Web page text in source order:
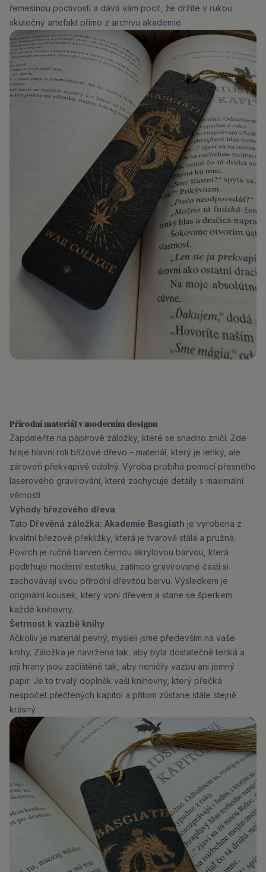
řemeslnou poctivostí a dává vám pocit, že držíte v rukou
skutečný artefakt přímo z archivu akademie.
Přírodní materiál v moderním designu
Zapomeňte na papírové záložky, které se snadno zničí. Zde
hraje hlavní roli břízové dřevo – materiál, který je lehký, ale
zároveň překvapivě odolný. Výroba probíhá pomocí přesného
laserového gravírování, které zachycuje detaily s maximální
věrností.
Výhody březového dřeva
Tato Dřevěná záložka: Akademie Basgiath je vyrobena z
kvalitní březové překližky, která je tvarově stálá a pružná.
Povrch je ručně barven černou akrylovou barvou, která
podtrhuje moderní estetiku, zatímco gravírované části si
zachovávají svou přírodní dřevitou barvu. Výsledkem je
originální kousek, který voní dřevem a stane se šperkem
každé knihovny.
Šetrnost k vazbě knihy
Ačkoliv je materiál pevný, mysleli jsme především na vaše
knihy. Záložka je navržena tak, aby byla dostatečně tenká a
její hrany jsou začištěné tak, aby neničily vazbu ani jemný
papír. Je to trvalý doplněk vaší knihovny, který přečká
nespočet přečtených kapitol a přitom zůstane stále stejně
krásný.